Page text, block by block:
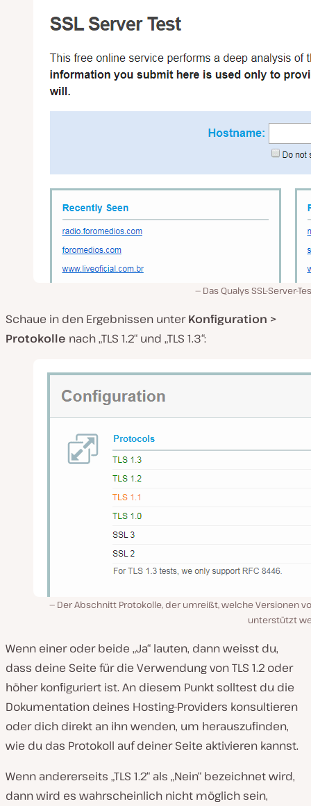
Das Qualys SSL-Server-
Schaue in den Ergebnissen unterKonfiguration >
Protokolle nach „TLS 1.2“ und „TLS 1.3“:
Der Abschnitt Protokolle, der umreißt, welche Versionen
unterstützt
Wenn einer oder beide „Ja“ lauten, dann weisst du,
dass deine Seite für die Verwendung von TLS 1.2 oder
höher konfiguriert ist. An diesem Punkt solltest du die
Dokumentation deines Hosting-Providers konsultieren
oder dich direkt an ihn wenden, um herauszufinden,
wie du das Protokoll auf deiner Seite aktivieren kannst.
Wenn andererseits „TLS 1.2“ als „Nein“ bezeichnet wird,
dann wird es wahrscheinlich nicht möglich sein,